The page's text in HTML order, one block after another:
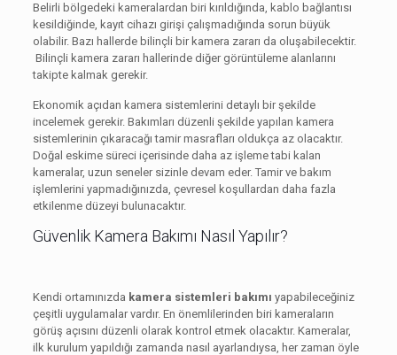
Belirli bölgedeki kameralardan biri kırıldığında, kablo bağlantısı
kesildiğinde, kayıt cihazı girişi çalışmadığında sorun büyük
olabilir. Bazı hallerde bilinçli bir kamera zararı da oluşabilecektir.
Bilinçli kamera zararı hallerinde diğer görüntüleme alanlarını
takipte kalmak gerekir.
Ekonomik açıdan kamera sistemlerini detaylı bir şekilde
incelemek gerekir. Bakımları düzenli şekilde yapılan kamera
sistemlerinin çıkaracağı tamir masrafları oldukça az olacaktır.
Doğal eskime süreci içerisinde daha az işleme tabi kalan
kameralar, uzun seneler sizinle devam eder. Tamir ve bakım
işlemlerini yapmadığınızda, çevresel koşullardan daha fazla
etkilenme düzeyi bulunacaktır.
Güvenlik Kamera Bakımı Nasıl Yapılır?
Kendi ortamınızda kamera sistemleri bakımı yapabileceğiniz
çeşitli uygulamalar vardır. En önemlilerinden biri kameraların
görüş açısını düzenli olarak kontrol etmek olacaktır. Kameralar,
ilk kurulum yapıldığı zamanda nasıl ayarlandıysa, her zaman öyle